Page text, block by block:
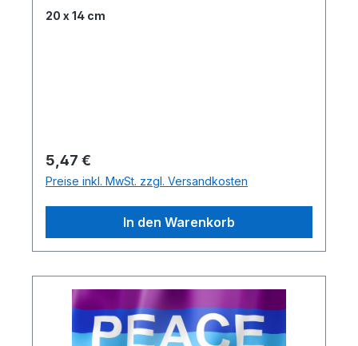
20 x 14 cm
Regulärer Preis:
5,47 €
Preise inkl. MwSt. zzgl. Versandkosten
In den Warenkorb